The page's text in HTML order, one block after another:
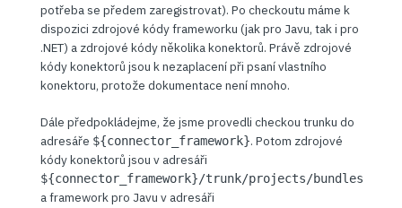
potřeba se předem zaregistrovat). Po checkoutu máme k
dispozici zdrojové kódy frameworku (jak pro Javu, tak i pro
.NET) a zdrojové kódy několika konektorů. Právě zdrojové
kódy konektorů jsou k nezaplacení při psaní vlastního
konektoru, protože dokumentace není mnoho.
Dále předpokládejme, že jsme provedli checkou trunku do
adresáře ${connector_framework}. Potom zdrojové
kódy konektorů jsou v adresáři
${connector_framework}/trunk/projects/bundles
a framework pro Javu v adresáři